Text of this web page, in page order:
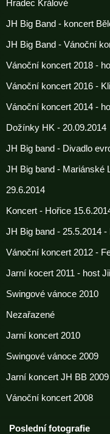
Hradec Králové
JH Big Band - koncert
JH Big Band - Vánoční
Vánoční koncert 2018 -
Vánoční koncert 2016 -
Vánoční koncert 2014 -
Dožínky HK - 20.09.2014
JH Big band - Divadlo
JH Big band - Mariánské
29.6.2014
Koncert - Hořice
JH Big band - 25.5.2014
Vánoční koncert 2012 -
Jarní kocert 2011 - host
Swingové vánoce 2010
Nezařazené
Jarní koncert 2010
Swingové vánoce 2009
Jarní koncert JH BB 2009
Vánoční koncert 2008
Poslední fotografie